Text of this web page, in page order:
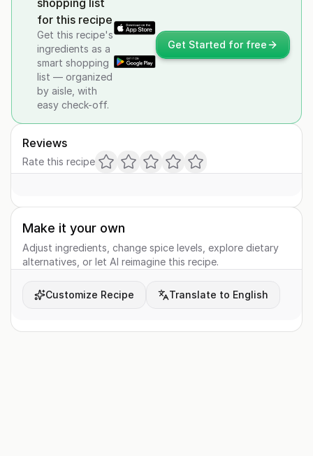
shopping list
for this recipe
Get this recipe's
ingredients as a
smart shopping
list — organized
by aisle, with
easy check-off.
Get Started for free
Reviews
Rate this recipe
Make it your own
Adjust ingredients, change spice levels, explore dietary
alternatives, or let AI reimagine this recipe.
Customize Recipe Translate to English